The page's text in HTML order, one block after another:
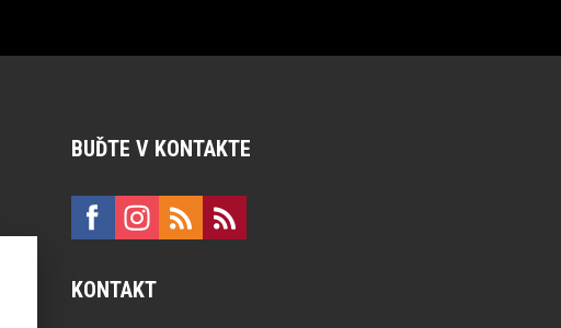
BUĎTE V KONTAKTE
KONTAKT